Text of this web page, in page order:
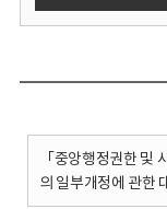
「중앙행정권한 및
의 일부개정에 관한